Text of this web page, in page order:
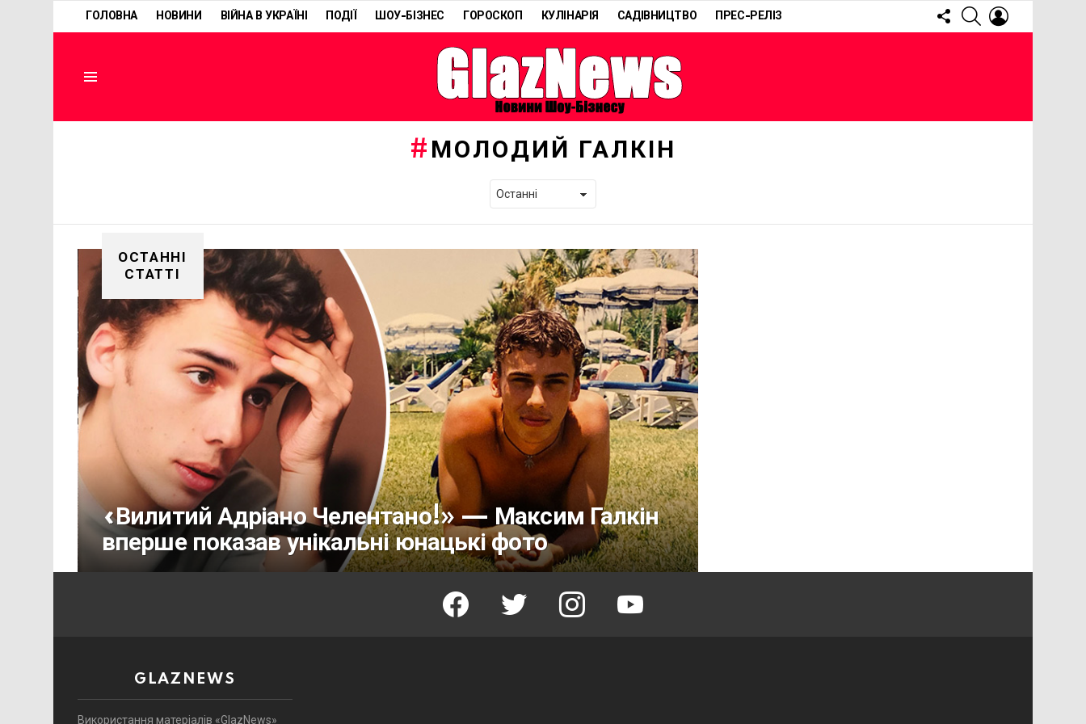
ГОЛОВНА НОВИНИ ВІЙНА В УКРАЇНІ ПОДІЇ ШОУ-БІЗНЕС ГОРОСКОП КУЛІНАРІЯ САДІВНИЦТВО ПРЕС-РЕЛІЗ
FOLLOW
US
SEARCH
МОЛОДИЙ ГАЛКІН
ОСТАННІ
СТАТТІ
«Вилитий Адріано Челентано!» — Максим Галкін
вперше показав унікальні юнацькі фото
facebook twitter instagram youtube
GLAZNEWS
Використання матеріалів «GlazNews»